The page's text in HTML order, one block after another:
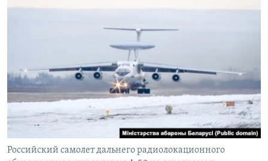
Российский самолет дальнего радиолокационного